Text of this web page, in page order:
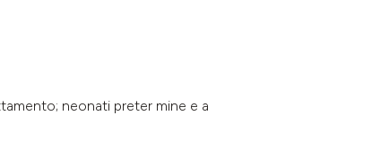
neonati preter mine e a